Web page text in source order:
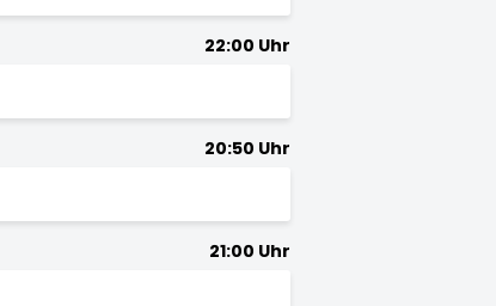
22:00 Uhr
20:50 Uhr
21:00 Uhr